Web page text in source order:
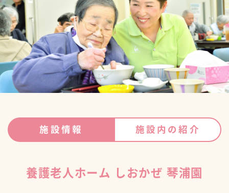
施設情報 施設内の紹介
養護老人ホーム しおかぜ 琴浦園